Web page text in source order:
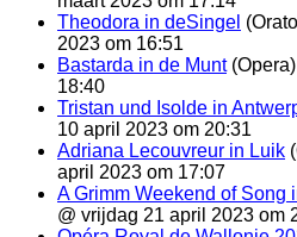
Theodora in deSingel
2023 om 16:51
Bastarda in de Munt
18:40
Tristan und Isolde in
10 april 2023 om 20:31
Adriana Lecouvreur in Luik
april 2023 om 17:07
A Grimm Weekend of Song
@ vrijdag 21 april 2023 om